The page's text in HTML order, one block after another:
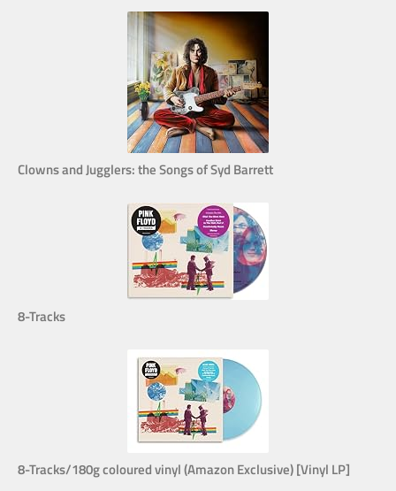
Clowns and Jugglers: the Songs of Syd Barrett
8-Tracks
8-Tracks/180g coloured vinyl (Amazon Exclusive) [Vinyl LP]